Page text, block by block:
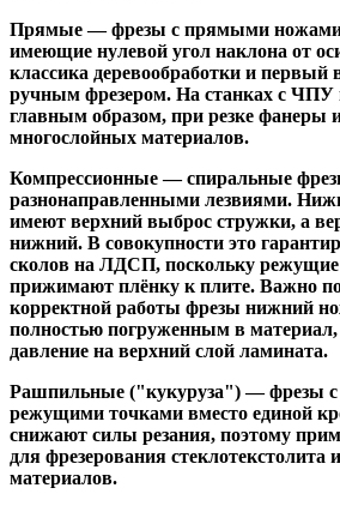
Прямые— фрезы с прямыми
имеющие нулевой угол наклона от
классика деревообработки и первый
ручным фрезером. На станках с ЧПУ
главным образом, при резке фанеры
многослойных материалов.
Компрессионные— спиральные
разнонаправленными лезвиями.
имеют верхний выброс стружки, а
нижний. В совокупности это
сколов на ЛДСП, поскольку режущие
прижимают плёнку к плите. Важно
корректной работы фрезы нижний
полностью погруженным в материал,
давление на верхний слой ламината.
Рашпильные ("кукуруза")— фрезы с
режущими точками вместо единой
снижают силы резания, поэтому
для фрезерования стеклотекстолита
материалов.